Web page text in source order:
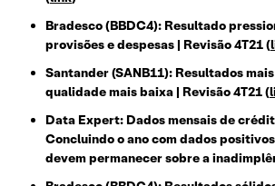
Bradesco (BBDC4): Resultado
provisões e despesas | Revisão 4T21 (
Santander (SANB11): Resultados
qualidade mais baixa | Revisão 4T21 (
Data Expert: Dados mensais de
Concluindo o ano com dados
devem permanecer sobre a